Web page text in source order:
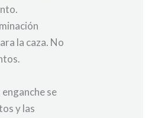
la caza. No
se
y las